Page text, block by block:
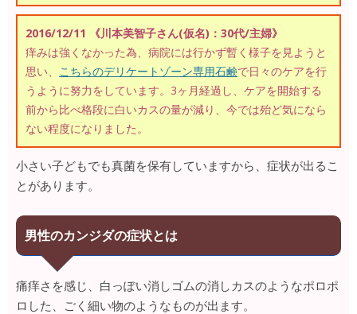
2016/12/11 《川本美智子さん(仮名)：30代/主婦》
痒みは強くなかった為、病院には行かず暫く様子を見ようと
思い、 こちらのデリケートゾーン専用石鹸で日々のケアを行
うように努力をしています。3ヶ月経過し、ケアを開始する
前から比べ格段に白いカスの量が減り、今では殆ど気になら
ない程度になりました。
小さい子どもでも真菌を保有していますから、症状が出るこ
とがあります。
男性のカンジダの症状とは
痛痒さを感じ、白っぽい消しゴムの消しカスのようなポロポ
ロした、ごく細い物のようなものが出ます。